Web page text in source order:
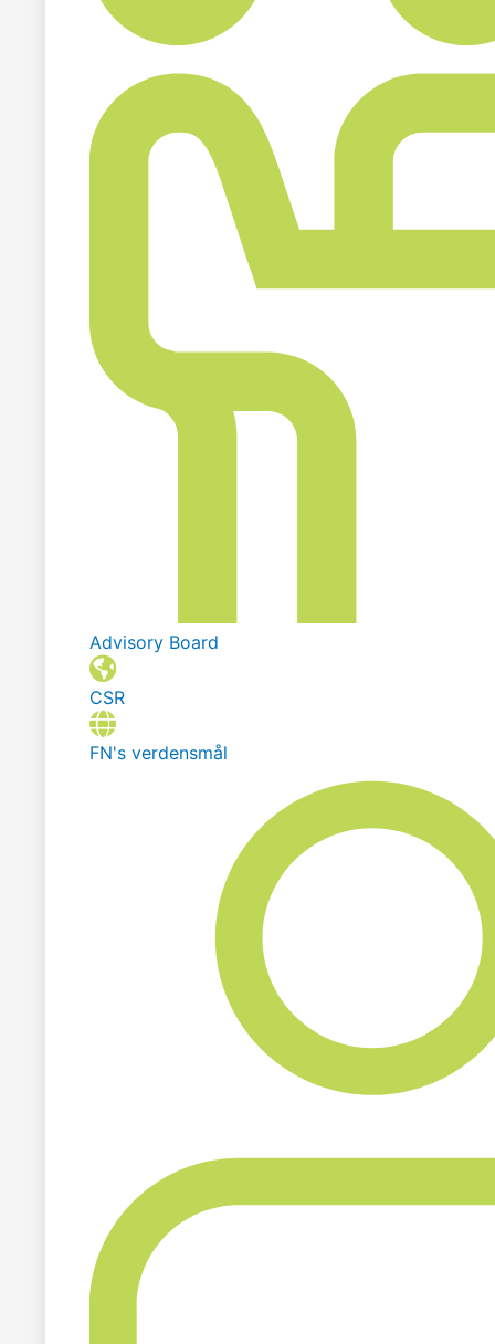
Advisory Board
CSR
FN's verdensmål